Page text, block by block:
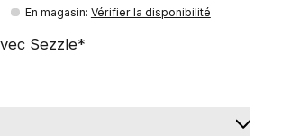
En magasin: Vérifier la disponibilité
Sezzle*